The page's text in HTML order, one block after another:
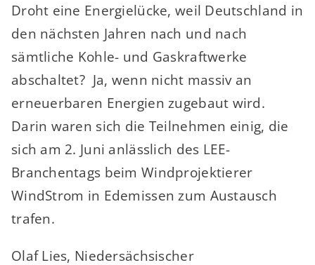
Droht eine Energielücke, weil Deutschland in
den nächsten Jahren nach und nach
sämtliche Kohle- und Gaskraftwerke
abschaltet? Ja, wenn nicht massiv an
erneuerbaren Energien zugebaut wird.
Darin waren sich die Teilnehmen einig, die
sich am 2. Juni anlässlich des LEE-
Branchentags beim Windprojektierer
WindStrom in Edemissen zum Austausch
trafen.
Olaf Lies, Niedersächsischer